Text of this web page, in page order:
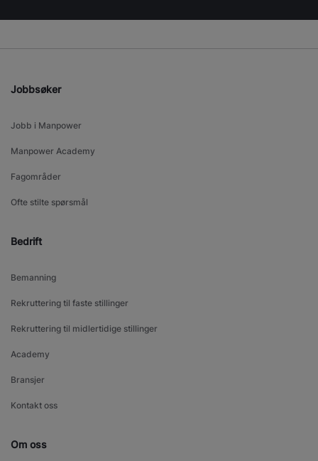
Jobbsøker
Jobb i Manpower
Manpower Academy
Fagområder
Ofte stilte spørsmål
Bedrift
Bemanning
Rekruttering til faste stillinger
Rekruttering til midlertidige stillinger
Academy
Bransjer
Kontakt oss
Om oss